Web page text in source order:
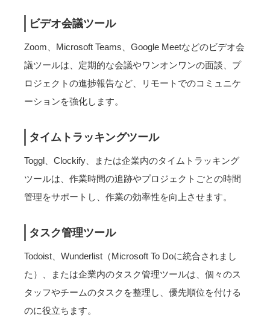
ビデオ会議ツール
Zoom、Microsoft Teams、Google Meetなどのビデオ会
議ツールは、定期的な会議やワンオンワンの面談、プ
ロジェクトの進捗報告など、リモートでのコミュニケ
ーションを強化します。
タイムトラッキングツール
Toggl、Clockify、または企業内のタイムトラッキング
ツールは、作業時間の追跡やプロジェクトごとの時間
管理をサポートし、作業の効率性を向上させます。
タスク管理ツール
Todoist、Wunderlist（Microsoft To Doに統合されまし
た）、または企業内のタスク管理ツールは、個々のス
タッフやチームのタスクを整理し、優先順位を付ける
のに役立ちます。